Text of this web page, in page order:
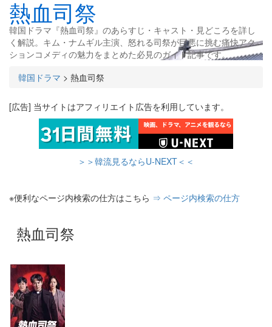
熱血司祭
韓国ドラマ『熱血司祭』のあらすじ・キャスト・見どころを詳し
く解説。キム・ナムギル主演、怒れる司祭が巨悪に挑む痛快アク
ションコメディの魅力をまとめた必見のガイド記事です。
韓国ドラマ > 熱血司祭
[広告] 当サイトはアフィリエイト広告を利用しています。
＞＞韓流見るならU-NEXT＜＜
※便利なページ内検索の仕方はこちら ⇒ ページ内検索の仕方
熱血司祭